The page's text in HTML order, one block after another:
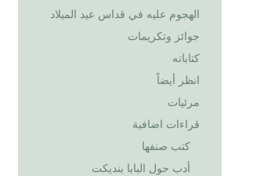
الهجوم عليه في قداس عيد الميلاد
جوائز وتكريمات
كتاباته
انظر أيضاً
مرئيات
قراءات اضافية
كتب صنفها
أدب حول البابا بنديكت